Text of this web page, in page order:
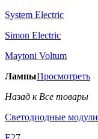
System Electric
Simon Electric
Maytoni Voltum
ЛампыПросмотреть
Назад к Все товары
Светодиодные модули